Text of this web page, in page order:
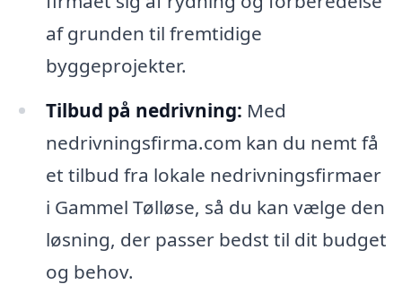
af grunden til fremtidige
byggeprojekter.
Tilbud på nedrivning: Med
nedrivningsfirma.com kan du nemt få
et tilbud fra lokale nedrivningsfirmaer
i Gammel Tølløse, så du kan vælge den
løsning, der passer bedst til dit budget
og behov.